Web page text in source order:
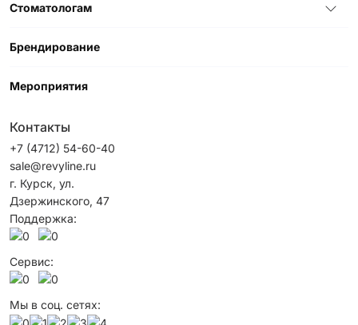
Стоматологам
Брендирование
Мероприятия
Контакты
+7 (4712) 54-60-40
sale@revyline.ru
г. Курск, ул.
Дзержинского, 47
Поддержка:
Сервис:
Мы в соц. сетях: